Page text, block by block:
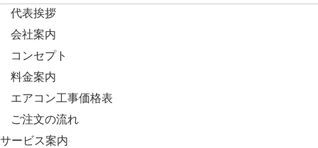
代表挨拶
会社案内
コンセプト
料金案内
エアコン工事価格表
ご注文の流れ
サービス案内